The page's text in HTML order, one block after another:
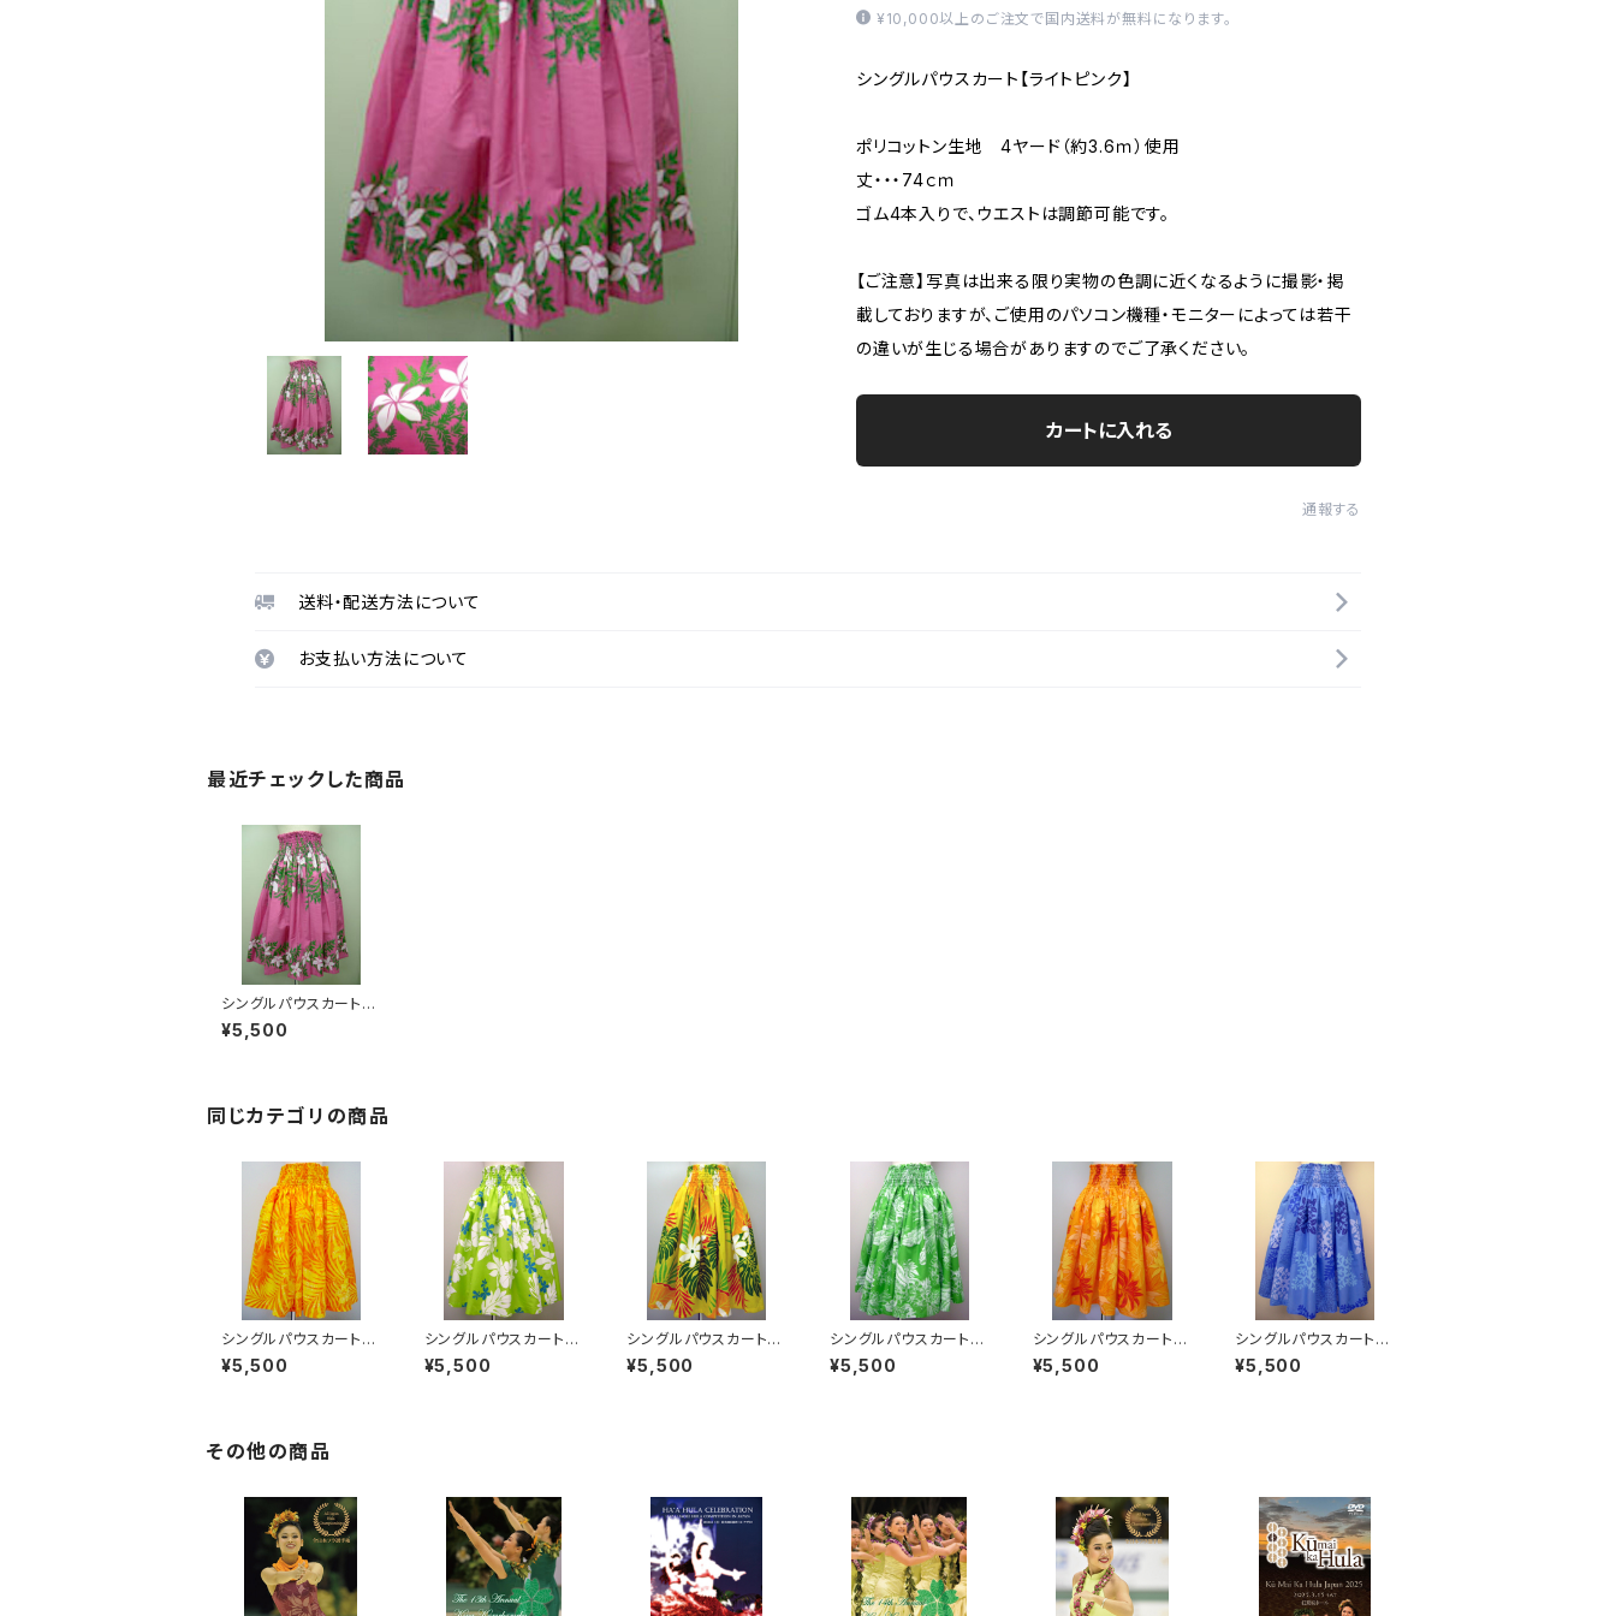
¥10,000以上のご注文で国内送料が無料になります。
シングルパウスカート【ライトピンク】
ポリコットン生地 4ヤード（約3.6ｍ）使用
丈・・・74ｃｍ
ゴム4本入りで、ウエストは調節可能です。
【ご注意】写真は出来る限り実物の色調に近くなるように撮影・掲
載しておりますが、ご使用のパソコン機種・モニターによっては若干
の違いが生じる場合がありますのでご了承ください。
カートに入れる
通報する
送料・配送方法について
お支払い方法について
最近チェックした商品
シングルパウスカート
【ライトピンク】
¥5,500
同じカテゴリの商品
シングルパウスカート
【オレンジ / ハイビスカ
ス・プルメリア】
¥5,500
シングルパウスカート
【ライトグリーン / ハイ
ビスカス・プルメリア】
¥5,500
シングルパウスカート
【イエロー / ティアレ・
モンステラ】
¥5,500
シングルパウスカート
【グリーン / プルメリア・
モンステラ】
¥5,500
シングルパウスカート
【オレンジ / ティーリー
フ・ティアレ】
¥5,500
シングルパウスカート
【ブルー / ハワイアンキ
ルト】
¥5,500
その他の商品